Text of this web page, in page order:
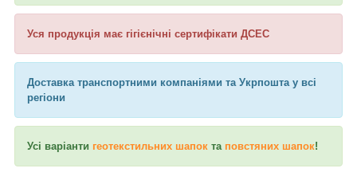
Уся продукція має гігієнічні сертифікати ДСЕС
Доставка транспортними компаніями та Укрпошта у всі
регіони
Усі варіанти геотекстильних шапок та повстяних шапок!